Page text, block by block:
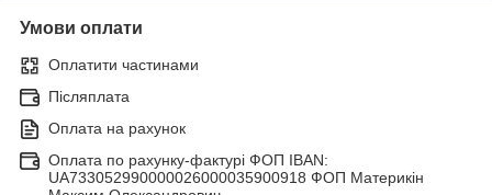
Умови оплати
Оплатити частинами
Післяплата
Оплата на рахунок
Оплата по рахунку-фактурі ФОП IBAN:
UA733052990000026000035900918 ФОП Материкін